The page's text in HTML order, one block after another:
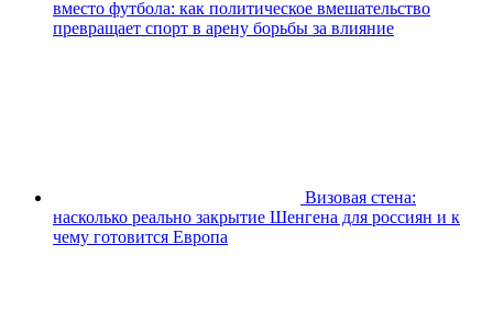
вместо футбола: как политическое вмешательство
превращает спорт в арену борьбы за влияние
Визовая стена:
насколько реально закрытие Шенгена для россиян и к
чему готовится Европа